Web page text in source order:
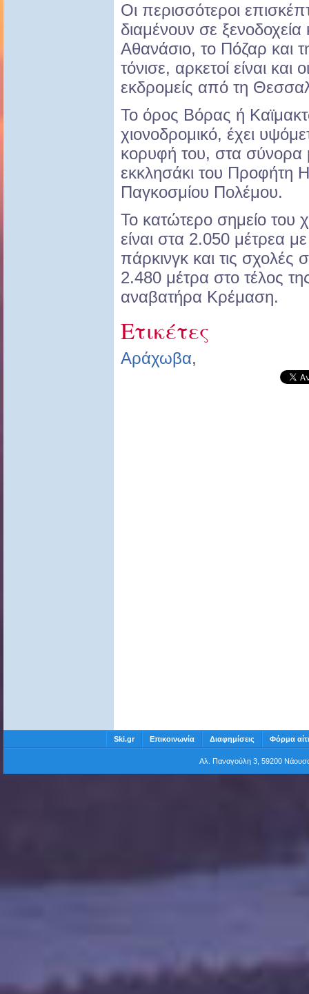
Οι περισσότεροι
διαμένουν σε
Αθανάσιο, το Πόζαρ
τόνισε, αρκετοί είναι και
εκδρομείς από τη
Το όρος Βόρας ή
χιονοδρομικό, έχει
κορυφή του, στα σύνορα
εκκλησάκι του Προφήτη
Παγκοσμίου Πολέμου.
Το κατώτερο σημείο του
είναι στα 2.050 μέτρεα
πάρκινγκ και τις σχολές
2.480 μέτρα στο τέλος
αναβατήρα Κρέμαση.
Ετικέτες
Αράχωβα,
Ski.gr Επικοινωνία Διαφημίσεις Φόρμα
Αλ. Παναγούλη 3, 59200